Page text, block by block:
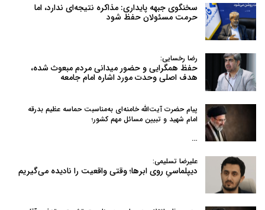
سخنگوی جبهه پایداری: مذاکره نتیجه‌ای ندارد، اما
حرمت مسئولان حفظ شود
رضا رخسایی:
حفظ همگرایی و حضور میدانی مردم مبعوث شده،
هدف اصلی وحدت مورد اشاره امام جامعه
پیام حضرت آیت‌الله خامنه‌ای به‌مناسبت حماسه عظیم بدرقه
امام شهید و تبیین مسائل مهم کشور؛
…
علیرضا تسلیمی:
دیپلماسیِ روی ابرها؛ وقتی واقعیت را نادیده می‌گیریم